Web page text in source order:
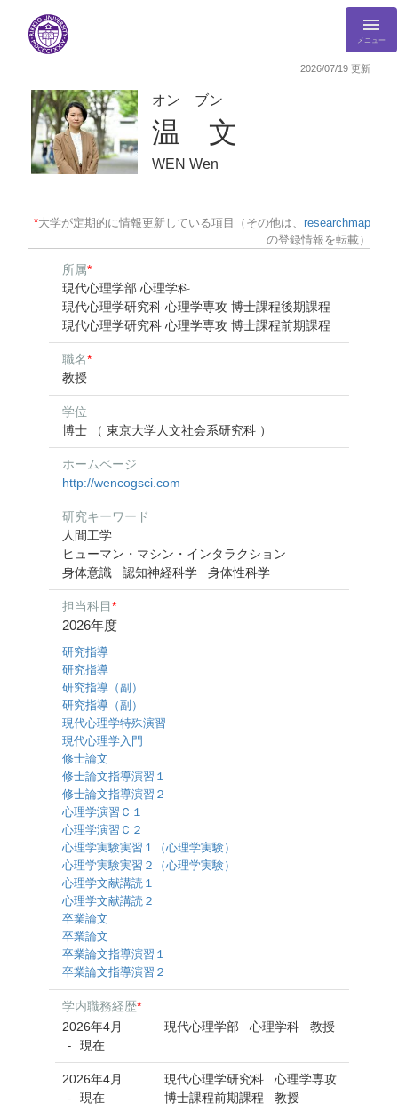
メニュー
2026/07/19 更新
オン ブン
温 文
WEN Wen
*大学が定期的に情報更新している項目（その他は、 researchmap
の登録情報を転載）
所属*
現代心理学部 心理学科
現代心理学研究科 心理学専攻 博士課程後期課程
現代心理学研究科 心理学専攻 博士課程前期課程
職名*
教授
学位
博士 （ 東京大学人文社会系研究科 ）
ホームページ
http://wencogsci.com
研究キーワード
人間工学
ヒューマン・マシン・インタラクション
身体意識
認知神経科学 身体性科学
担当科目*
2026年度
研究指導
研究指導
研究指導（副）
研究指導（副）
現代心理学特殊演習
現代心理学入門
修士論文
修士論文指導演習１
修士論文指導演習２
心理学演習Ｃ１
心理学演習Ｃ２
心理学実験実習１（心理学実験）
心理学実験実習２（心理学実験）
心理学文献講読１
心理学文献講読２
卒業論文
卒業論文
卒業論文指導演習１
卒業論文指導演習２
学内職務経歴*
2026年4月
- 現在
現代心理学部 心理学科 教授
2026年4月
- 現在
現代心理学研究科 心理学専攻
博士課程前期課程 教授